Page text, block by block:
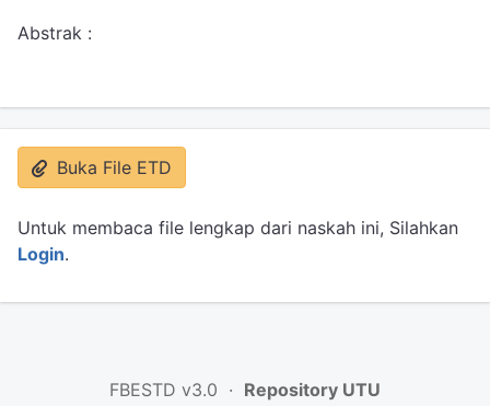
Abstrak :
Buka File ETD
Untuk membaca file lengkap dari naskah ini, Silahkan
Login.
FBESTD v3.0 · Repository UTU